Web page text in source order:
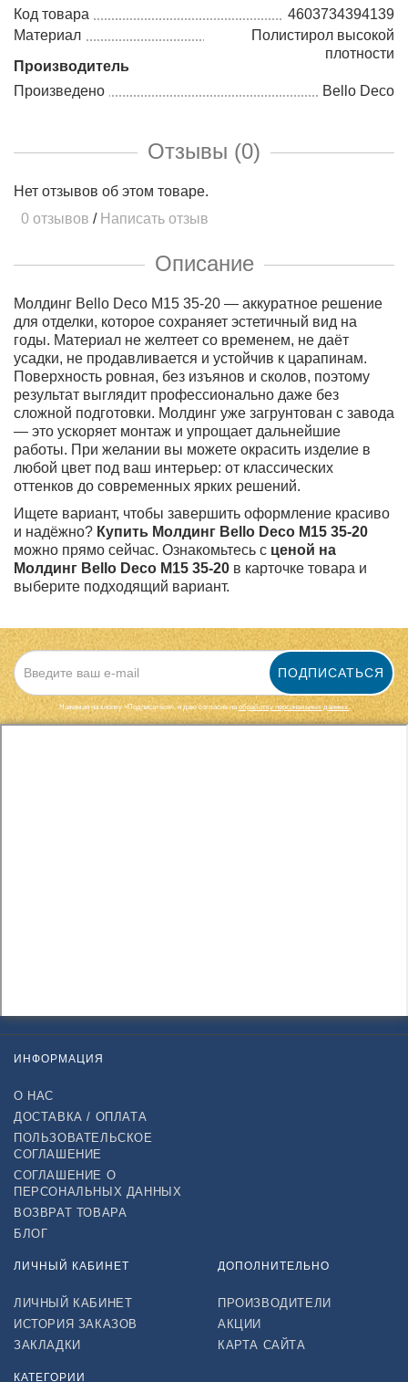
Код товара
4603734394139
Материал
Полистирол высокой
плотности
Производитель
Произведено
Bello Deco
Отзывы (0)
Нет отзывов об этом товаре.
0 отзывов / Написать отзыв
Описание
Молдинг Bello Deco М15 35-20 — аккуратное решение
для отделки, которое сохраняет эстетичный вид на
годы. Материал не желтеет со временем, не даёт
усадки, не продавливается и устойчив к царапинам.
Поверхность ровная, без изъянов и сколов, поэтому
результат выглядит профессионально даже без
сложной подготовки. Молдинг уже загрунтован с завода
— это ускоряет монтаж и упрощает дальнейшие
работы. При желании вы можете окрасить изделие в
любой цвет под ваш интерьер: от классических
оттенков до современных ярких решений.
Ищете вариант, чтобы завершить оформление красиво
и надёжно? Купить Молдинг Bello Deco М15 35-20
можно прямо сейчас. Ознакомьтесь с ценой на
Молдинг Bello Deco М15 35-20 в карточке товара и
выберите подходящий вариант.
ПОДПИСАТЬСЯ
Нажимая на кнопку «Подписаться», я даю cогласие наобработку персональных данных.
ИНФОРМАЦИЯ
О НАС
ДОСТАВКА / ОПЛАТА
ПОЛЬЗОВАТЕЛЬСКОЕ
СОГЛАШЕНИЕ
СОГЛАШЕНИЕ О
ПЕРСОНАЛЬНЫХ ДАННЫХ
ВОЗВРАТ ТОВАРА
БЛОГ
ЛИЧНЫЙ КАБИНЕТ
ЛИЧНЫЙ КАБИНЕТ
ИСТОРИЯ ЗАКАЗОВ
ЗАКЛАДКИ
ДОПОЛНИТЕЛЬНО
ПРОИЗВОДИТЕЛИ
АКЦИИ
КАРТА САЙТА
КАТЕГОРИИ